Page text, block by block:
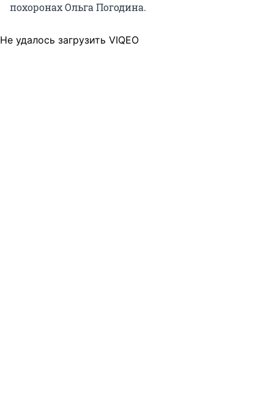
похоронах Ольга Погодина.
Не удалось загрузить VIQEO